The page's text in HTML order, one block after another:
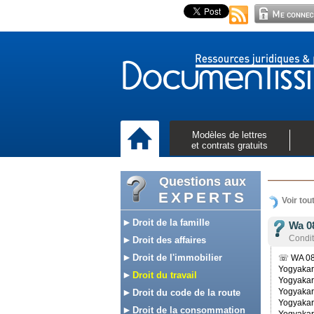
Modèles de lettres
et contrats gratuits
Questions aux
EXPERTS
Droit de la famille
Droit des affaires
Droit de l'immobilier
Droit du travail
Droit du code de la route
Droit de la consommation
Voir
Wa
☏ WA